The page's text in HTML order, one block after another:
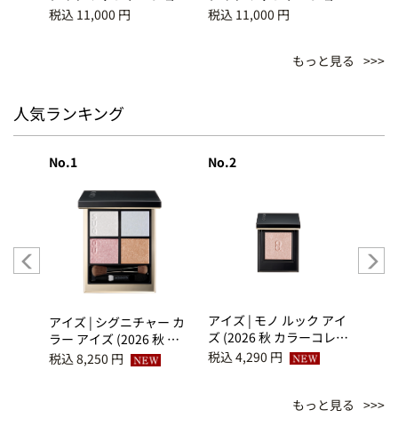
ｅ 115
税込 11,000 円
ｅ 110
税込 11,000 円
もっと見る
人気ランキング
No.1
アイズ | シグニチャー カ
ラー アイズ (2026 秋 カ
ラーコレクション) 156
煌満 -KIRAMEKIMITASHI
税込 8,250 円
No.2
アイズ | モノ ルック アイ
ズ (2026 秋 カラーコレク
ション) S-102 初花 -
税込 4,290 円
もっと見る